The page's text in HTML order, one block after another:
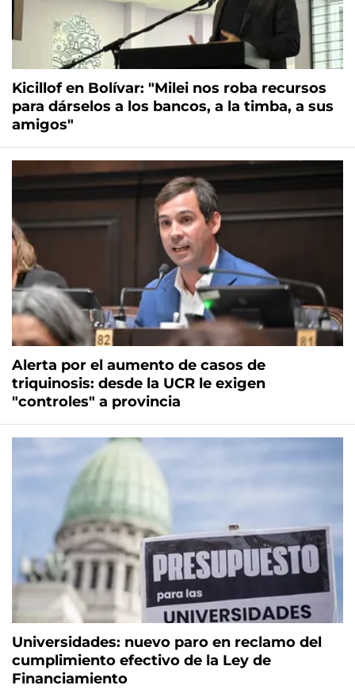
Kicillof en Bolívar: "Milei nos roba recursos
para dárselos a los bancos, a la timba, a sus
amigos"
Alerta por el aumento de casos de
triquinosis: desde la UCR le exigen
"controles" a provincia
Universidades: nuevo paro en reclamo del
cumplimiento efectivo de la Ley de
Financiamiento